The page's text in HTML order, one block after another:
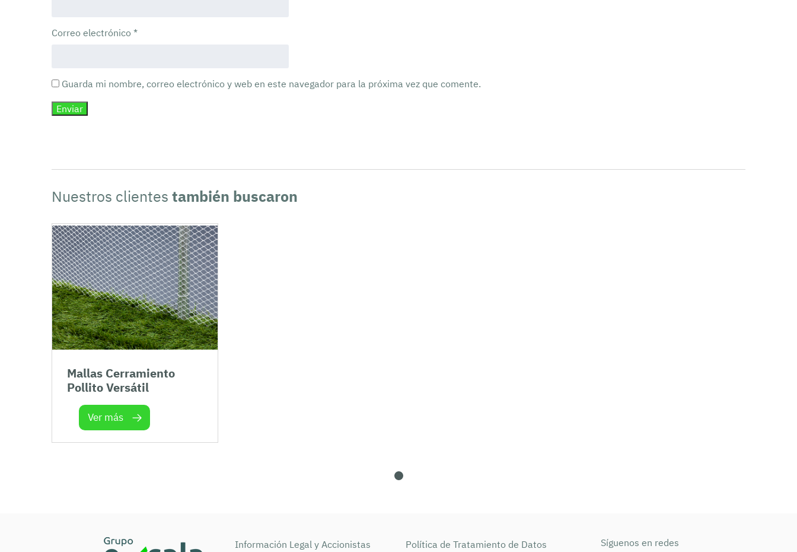
Correo electrónico *
Guarda mi nombre, correo electrónico y web en este navegador para la próxima vez que comente.
Nuestros clientes también buscaron
Mallas Cerramiento
Pollito Versátil
Ver más
Información Legal y Accionistas Política de Tratamiento de Datos Síguenos en redes